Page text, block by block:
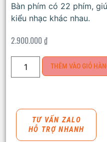
Bàn phím có 22 phím,
kiểu nhạc khác nhau.
2.900.000₫
THÊM VÀO GIỎ
TƯ VẤN ZALO
HỖ TRỢ NHANH